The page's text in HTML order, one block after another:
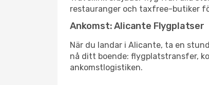
restauranger och taxfree-butiker
Ankomst: Alicante Flygplatser
När du landar i Alicante, ta en
nå ditt boende: flygplatstransfer,
ankomstlogistiken.